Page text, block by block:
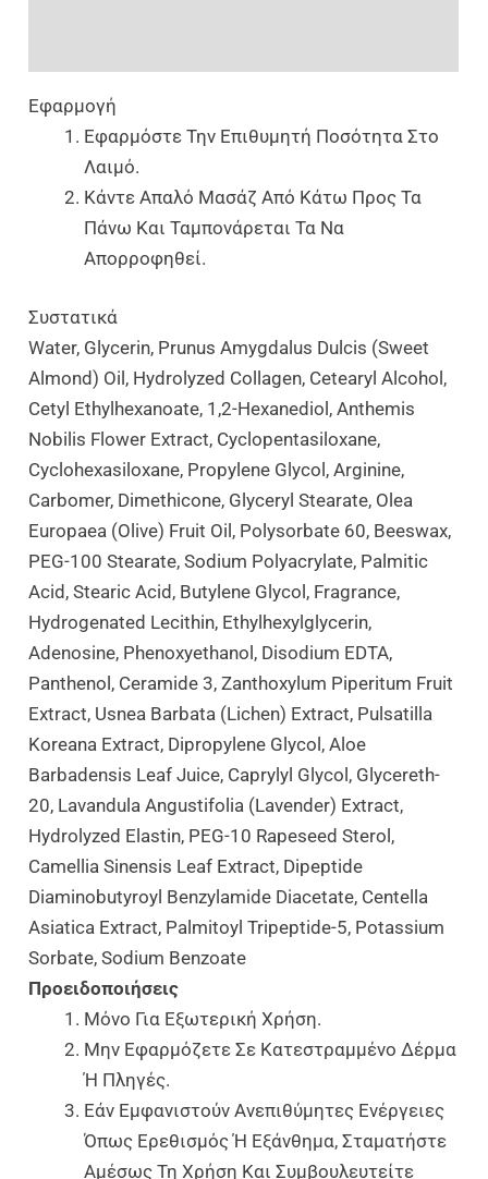
Εφαρμογή
Εφαρμόστε Την Επιθυμητή Ποσότητα Στο
Λαιμό.
Κάντε Απαλό Μασάζ Από Κάτω Προς Τα
Πάνω Και Ταμπονάρεται Τα Να
Απορροφηθεί.
Συστατικά
Water, Glycerin, Prunus Amygdalus Dulcis (Sweet
Almond) Oil, Hydrolyzed Collagen, Cetearyl Alcohol,
Cetyl Ethylhexanoate, 1,2-Hexanediol, Anthemis
Nobilis Flower Extract, Cyclopentasiloxane,
Cyclohexasiloxane, Propylene Glycol, Arginine,
Carbomer, Dimethicone, Glyceryl Stearate, Olea
Europaea (Olive) Fruit Oil, Polysorbate 60, Beeswax,
PEG-100 Stearate, Sodium Polyacrylate, Palmitic
Acid, Stearic Acid, Butylene Glycol, Fragrance,
Hydrogenated Lecithin, Ethylhexylglycerin,
Adenosine, Phenoxyethanol, Disodium EDTA,
Panthenol, Ceramide 3, Zanthoxylum Piperitum Fruit
Extract, Usnea Barbata (Lichen) Extract, Pulsatilla
Koreana Extract, Dipropylene Glycol, Aloe
Barbadensis Leaf Juice, Caprylyl Glycol, Glycereth-
20, Lavandula Angustifolia (Lavender) Extract,
Hydrolyzed Elastin, PEG-10 Rapeseed Sterol,
Camellia Sinensis Leaf Extract, Dipeptide
Diaminobutyroyl Benzylamide Diacetate, Centella
Asiatica Extract, Palmitoyl Tripeptide-5, Potassium
Sorbate, Sodium Benzoate
Προειδοποιήσεις
Μόνο Για Εξωτερική Χρήση.
Μην Εφαρμόζετε Σε Κατεστραμμένο Δέρμα
Ή Πληγές.
Εάν Εμφανιστούν Ανεπιθύμητες Ενέργειες
Όπως Ερεθισμός Ή Εξάνθημα, Σταματήστε
Αμέσως Τη Χρήση Και Συμβουλευτείτε